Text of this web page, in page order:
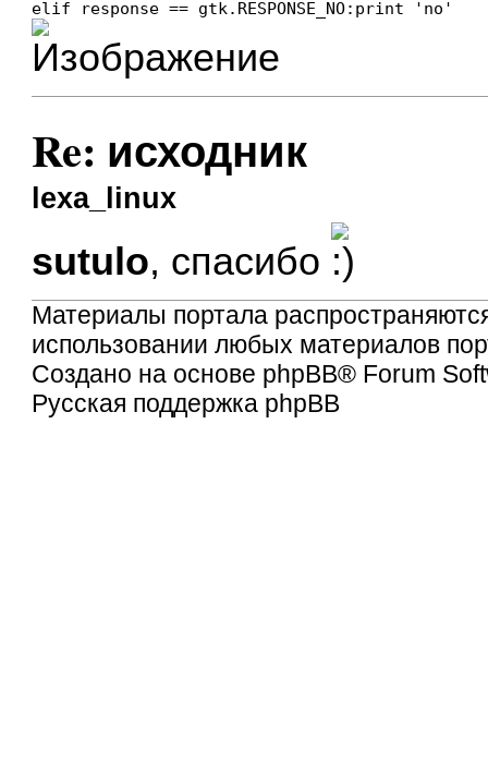
Re: исходник
lexa_linux
sutulo, спасибо
Материалы портала
использовании любых материалов
Создано на основе phpBB® Forum
Русская поддержка phpBB